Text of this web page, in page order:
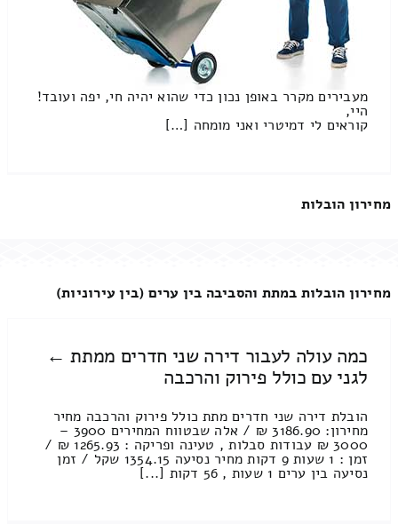
מעבירים מקרר באופן נכון כדי שהוא יהיה חי, יפה ועובד!
היי,
קוראים לי דמיטרי ואני מומחה […]
מחירון הובלות
מחירון הובלות במתת והסביבה בין ערים (בין עירוניות)
כמה עולה לעבור דירה שני חדרים ממתת ←
לגני עם כולל פירוק והרכבה
הובלת דירה שני חדרים מתת כולל פירוק והרכבה מחיר
מחירון: 3186.90 ₪ / אלה שבטווח המחירים 3900 –
3000 ₪ עבודות סבלות , טעינה ופריקה : 1265.93 ₪ /
זמן : 1 שעות 9 דקות מחיר נסיעה 1354.15 שקל / זמן
נסיעה בין ערים 1 שעות , 56 דקות [...]